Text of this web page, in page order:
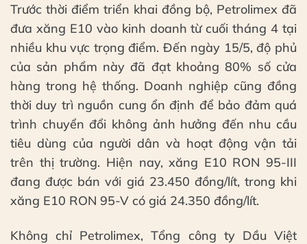
Trước thời điểm triển khai đồng bộ, Petrolimex đã
đưa xăng E10 vào kinh doanh từ cuối tháng 4 tại
nhiều khu vực trọng điểm. Đến ngày 15/5, độ phủ
của sản phẩm này đã đạt khoảng 80% số cửa
hàng trong hệ thống. Doanh nghiệp cũng đồng
thời duy trì nguồn cung ổn định để bảo đảm quá
trình chuyển đổi không ảnh hưởng đến nhu cầu
tiêu dùng của người dân và hoạt động vận tải
trên thị trường. Hiện nay, xăng E10 RON 95-III
đang được bán với giá 23.450 đồng/lít, trong khi
xăng E10 RON 95-V có giá 24.350 đồng/lít.
Không chỉ Petrolimex, Tổng công ty Dầu Việt